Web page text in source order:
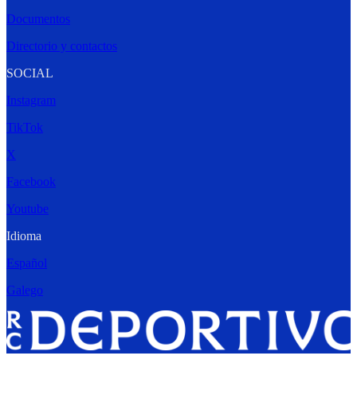
Documentos
Directorio y contactos
SOCIAL
Instagram
TikTok
X
Facebook
Youtube
Idioma
Español
Galego